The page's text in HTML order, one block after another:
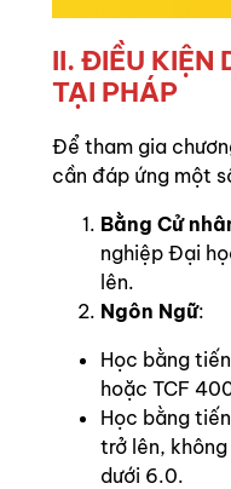
II. ĐIỀU KIỆN
TẠI PHÁP
Để tham gia
cần đáp ứng một
Bằng Cử
nghiệp Đại
lên.
Ngôn Ngữ:
Học bằng
hoặc TCF
Học bằng
trở lên,
dưới 6.0.